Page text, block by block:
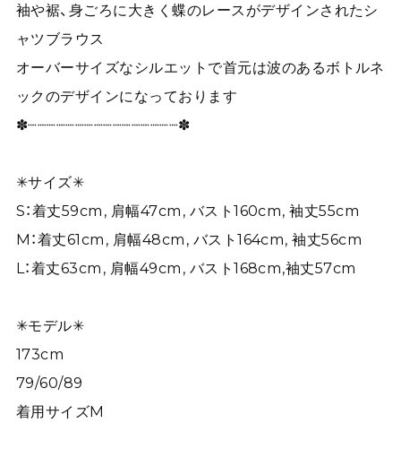
袖や裾、身ごろに大きく蝶のレースがデザインされたシ
ャツブラウス
オーバーサイズなシルエットで首元は波のあるボトルネ
ックのデザインになっております
✽┈┈┈┈┈┈┈┈┈┈┈┈┈┈┈┈✽
✳︎サイズ✳︎
S：着丈59cm, 肩幅47cm, バスト160cm, 袖丈55cm
M：着丈61cm, 肩幅48cm, バスト164cm, 袖丈56cm
L：着丈63cm, 肩幅49cm, バスト168cm,袖丈57cm
✳︎モデル✳︎
173cm
79/60/89
着用サイズM